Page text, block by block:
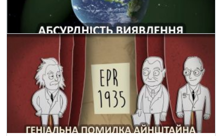
Абсурдність виявлення гравітаційних хвиль